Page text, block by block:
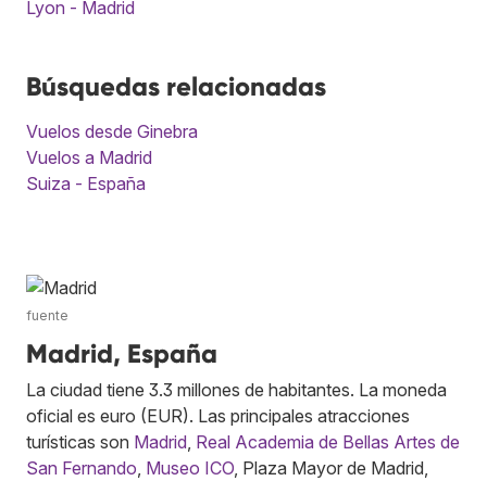
Lyon - Madrid
Búsquedas relacionadas
Vuelos desde Ginebra
Vuelos a Madrid
Suiza - España
fuente
Madrid, España
La ciudad tiene 3.3 millones de habitantes. La moneda
oficial es euro (EUR). Las principales atracciones
turísticas son Madrid Real Academia de Bellas Artes de
San Fernando Museo ICO , Plaza Mayor de Madrid,